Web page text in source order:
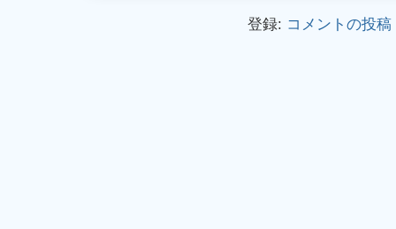
登録: コメントの投